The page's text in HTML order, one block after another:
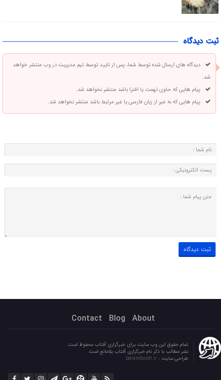
ثبت دیدگاه
دیدگاه های ارسال شده توسط شما، پس از تایید توسط تیم مدیریت در وب منتشر خواهد
شد.
پیام هایی که حاوی تهمت یا افترا باشد منتشر نخواهد شد.
پیام هایی که به غیر از زبان فارسی یا غیر مرتبط باشد منتشر نخواهد شد.
About
Blog
Contact
تمام حقوق این وب سایت برای خبرگزاری آفتاب محفوظ است.
نشر مطالب با ذکر نام خبرگزاری آفتاب بلامانع است.
طراحی سایت :